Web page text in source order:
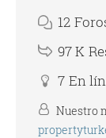
12
97 K
7 En
Nuestro